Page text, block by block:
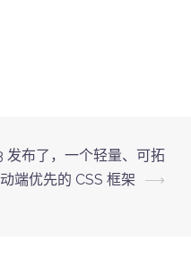
发布了，一个轻量、可拓
端优先的 CSS 框架
⟶